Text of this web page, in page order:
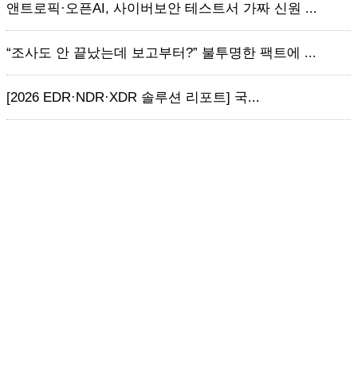
앤트로픽·오픈AI, 사이버보안 테스트서 가짜 신원 ...
“조사도 안 끝났는데 보고부터?” 불투명한 팩트에 ...
[2026 EDR·NDR·XDR 솔루션 리포트] 국...